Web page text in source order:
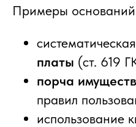
Примеры
систематическая
платы (ст. 619
порча
правил
использование